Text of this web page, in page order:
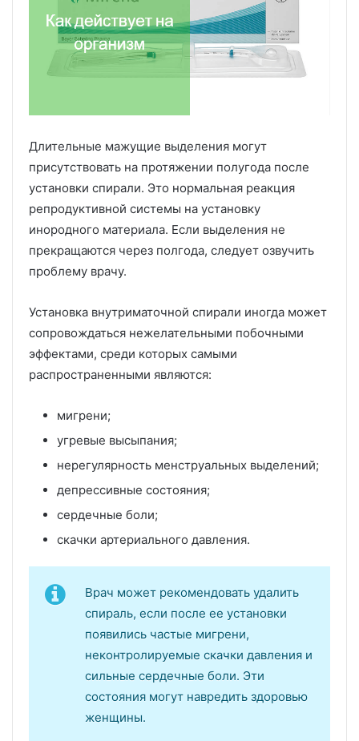
Длительные мажущие выделения могут
присутствовать на протяжении полугода после
установки спирали. Это нормальная реакция
репродуктивной системы на установку
инородного материала. Если выделения не
прекращаются через полгода, следует озвучить
проблему врачу.
Установка внутриматочной спирали иногда может
сопровождаться нежелательными побочными
эффектами, среди которых самыми
распространенными являются:
мигрени;
угревые высыпания;
нерегулярность менструальных выделений;
депрессивные состояния;
сердечные боли;
скачки артериального давления.
Врач может рекомендовать удалить
спираль, если после ее установки
появились частые мигрени,
неконтролируемые скачки давления и
сильные сердечные боли. Эти
состояния могут навредить здоровью
женщины.